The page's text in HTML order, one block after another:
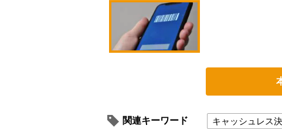
関連キーワード キャッシュレス